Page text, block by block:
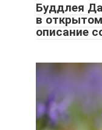
Буддлея
в
описание